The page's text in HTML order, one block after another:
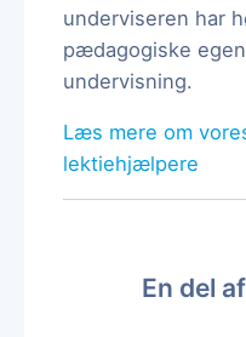
underviseren har
pædagogiske
undervisning.
Læs mere om
lektiehjælpere
En del af